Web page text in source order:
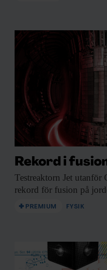
Rekord i
Testreaktorn Jet utanför
rekord för fusion på
PREMIUM FYSIK